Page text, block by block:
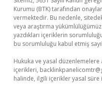
Kurumu (BTK) tarafından
vermektedir. Bu nedenle,
veya araştırma
yazdıkları içeriklerin
bu sorumluluğu kabul etmiş
Hukuka ve yasal düzenlemelere
içerikleri,
halinde, ilgili içerikler yasal süre